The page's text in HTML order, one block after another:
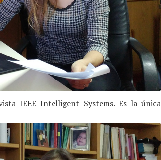
IEEE Intelligent Systems. Es la única